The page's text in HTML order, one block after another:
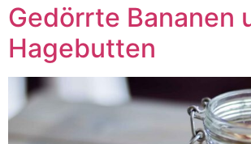
Gedörrte Bananen
Hagebutten